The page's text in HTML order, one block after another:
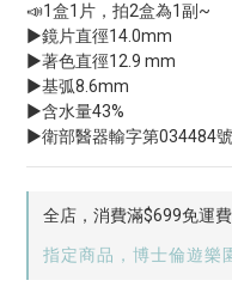
📣1盒1片，拍2盒為1副~
▶鏡片直徑14.0mm
▶著色直徑12.9 mm
▶基弧8.6mm
▶含水量43%
▶衛部醫器輸字第034484號
全店，消費滿$699免運費
指定商品，博士倫遊樂